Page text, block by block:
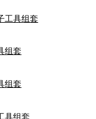
工具组套
组套
组套
具组套